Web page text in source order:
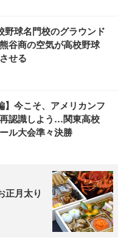
野球名門校のグラウンド
谷商の空気が高校野球
せる
】今こそ、アメリカンフ
認識しよう…関東高校
ル大会準々決勝
正月太り